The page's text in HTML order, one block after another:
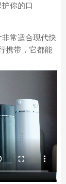
你的口
常适合现代快
携带，它都能